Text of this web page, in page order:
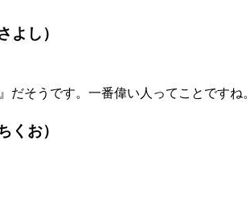
よし）
だそうです。一番偉い人ってことですね。
くお）